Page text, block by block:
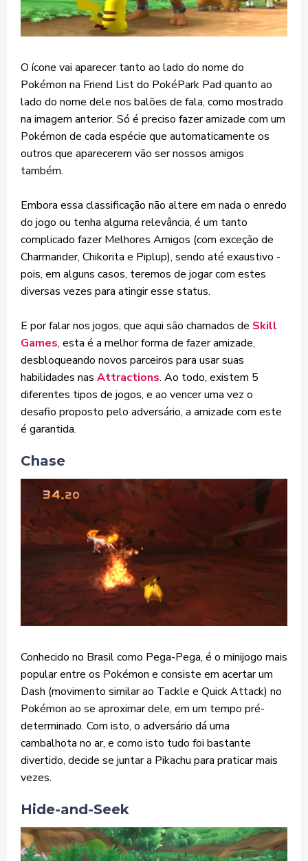
O ícone vai aparecer tanto ao lado do nome do
Pokémon na Friend List do PokéPark Pad quanto ao
lado do nome dele nos balões de fala, como mostrado
na imagem anterior. Só é preciso fazer amizade com um
Pokémon de cada espécie que automaticamente os
outros que aparecerem vão ser nossos amigos
também.
Embora essa classificação não altere em nada o enredo
do jogo ou tenha alguma relevância, é um tanto
complicado fazer Melhores Amigos (com exceção de
Charmander, Chikorita e Piplup), sendo até exaustivo -
pois, em alguns casos, teremos de jogar com estes
diversas vezes para atingir esse status.
E por falar nos jogos, que aqui são chamados de Skill
Games, esta é a melhor forma de fazer amizade,
desbloqueando novos parceiros para usar suas
habilidades nas Attractions. Ao todo, existem 5
diferentes tipos de jogos, e ao vencer uma vez o
desafio proposto pelo adversário, a amizade com este
é garantida.
Chase
Conhecido no Brasil como Pega-Pega, é o minijogo mais
popular entre os Pokémon e consiste em acertar um
Dash (movimento similar ao Tackle e Quick Attack) no
Pokémon ao se aproximar dele, em um tempo pré-
determinado. Com isto, o adversário dá uma
cambalhota no ar, e como isto tudo foi bastante
divertido, decide se juntar a Pikachu para praticar mais
vezes.
Hide-and-Seek